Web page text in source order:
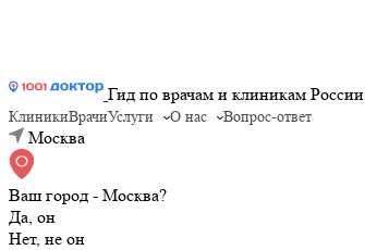
Гид по врачам и клиникам России
КлиникиВрачиУслуги О нас Вопрос-ответ
Москва
Ваш город - Москва?
Да, он
Нет, не он